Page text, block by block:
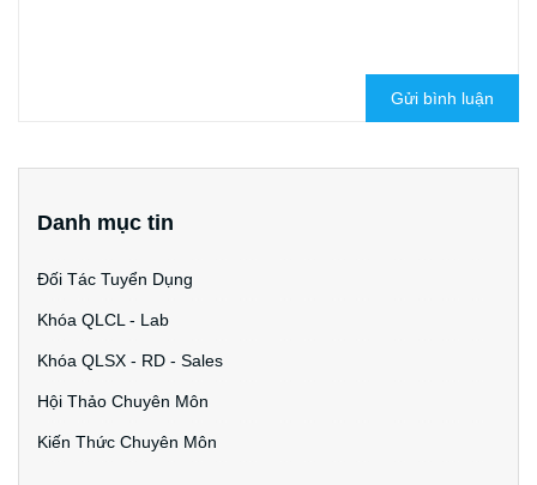
Gửi bình luận
Danh mục tin
Đối Tác Tuyển Dụng
Khóa QLCL - Lab
Khóa QLSX - RD - Sales
Hội Thảo Chuyên Môn
Kiến Thức Chuyên Môn